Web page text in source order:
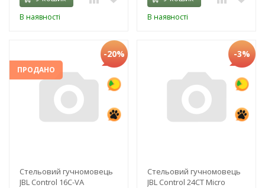
В наявності В наявності
ПРОДАНО
-20%
Стельовий гучномовець
JBL Control 16C-VA
-3%
Стельовий гучномовець
JBL Control 24CT Micro